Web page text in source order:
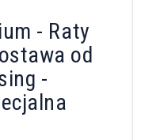
- Raty
od
-